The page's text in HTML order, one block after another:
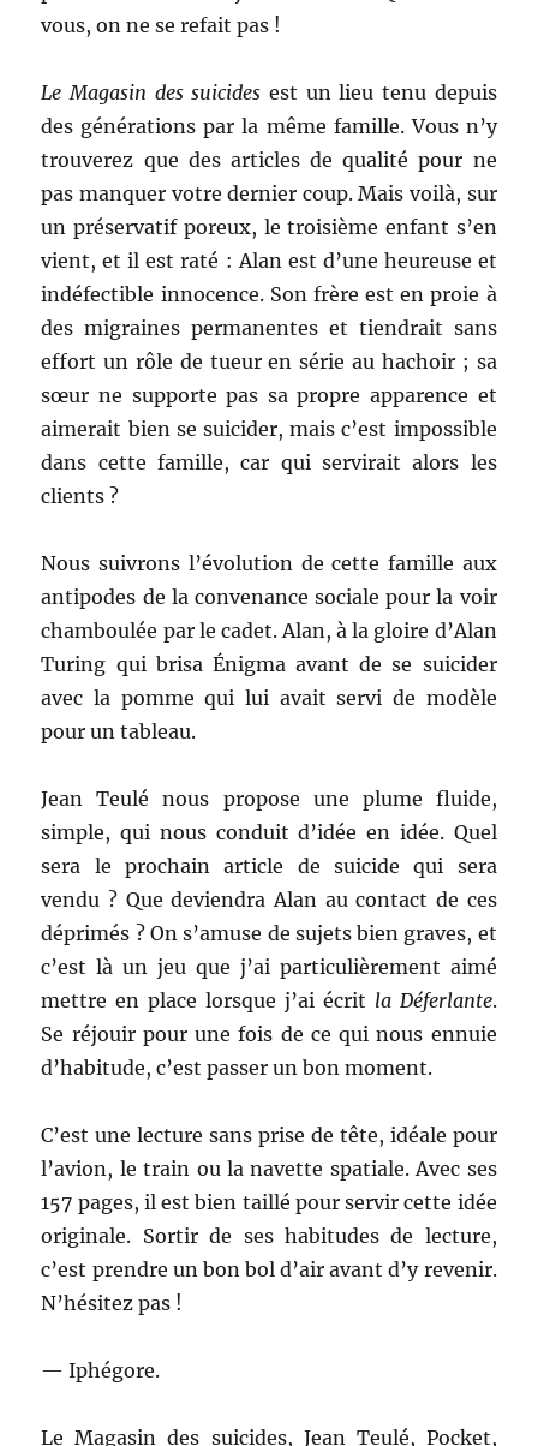
vous, on ne se refait pas !
Le Magasin des suicides est un lieu tenu depuis
des générations par la même famille. Vous n’y
trouverez que des articles de qualité pour ne
pas manquer votre dernier coup. Mais voilà, sur
un préservatif poreux, le troisième enfant s’en
vient, et il est raté : Alan est d’une heureuse et
indéfectible innocence. Son frère est en proie à
des migraines permanentes et tiendrait sans
effort un rôle de tueur en série au hachoir ; sa
sœur ne supporte pas sa propre apparence et
aimerait bien se suicider, mais c’est impossible
dans cette famille, car qui servirait alors les
clients ?
Nous suivrons l’évolution de cette famille aux
antipodes de la convenance sociale pour la voir
chamboulée par le cadet. Alan, à la gloire d’Alan
Turing qui brisa Énigma avant de se suicider
avec la pomme qui lui avait servi de modèle
pour un tableau.
Jean Teulé nous propose une plume fluide,
simple, qui nous conduit d’idée en idée. Quel
sera le prochain article de suicide qui sera
vendu ? Que deviendra Alan au contact de ces
déprimés ? On s’amuse de sujets bien graves, et
c’est là un jeu que j’ai particulièrement aimé
mettre en place lorsque j’ai écrit la Déferlante.
Se réjouir pour une fois de ce qui nous ennuie
d’habitude, c’est passer un bon moment.
C’est une lecture sans prise de tête, idéale pour
l’avion, le train ou la navette spatiale. Avec ses
157 pages, il est bien taillé pour servir cette idée
originale. Sortir de ses habitudes de lecture,
c’est prendre un bon bol d’air avant d’y revenir.
N’hésitez pas !
— Iphégore.
Le Magasin des suicides, Jean Teulé, Pocket,